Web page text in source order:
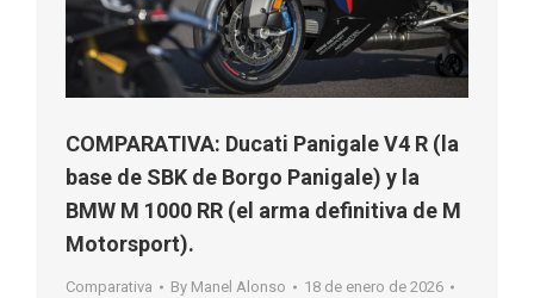
COMPARATIVA: Ducati Panigale V4 R (la
base de SBK de Borgo Panigale) y la
BMW M 1000 RR (el arma definitiva de M
Motorsport).
Comparativa By Manel Alonso
18 de enero de 2026